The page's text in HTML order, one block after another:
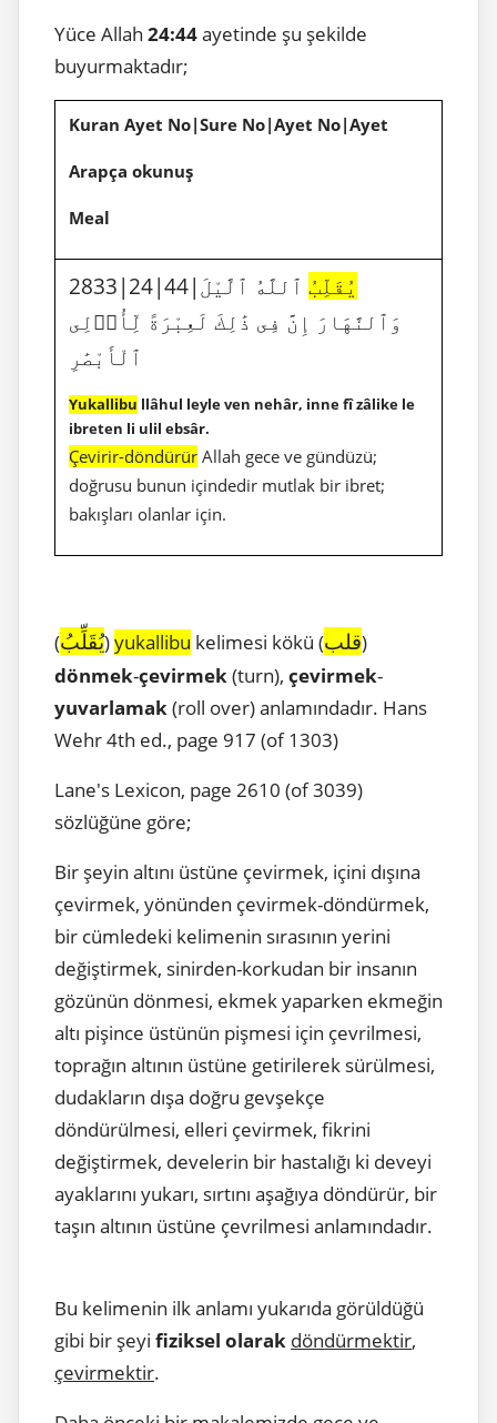
Yüce Allah 24:44ayetinde şu şekilde
buyurmaktadır;
Kuran Ayet No|Sure No|Ayet No|Ayet
Arapça okunuş
Meal
2833|24|44| يُقَلِّبُ ٱللَّهُ ٱلَّيْلَ
وَٱلنَّهَارَ إِنَّ فِى ذَٰلِكَ لَعِبْرَةً لِّأُو۟لِى
ٱلْأَبْصَٰرِ
Yukallibu llâhul leyle ven nehâr, inne fî zâlike le
ibreten li ulil ebsâr.
Çevirir-döndürür Allah gece ve gündüzü;
doğrusu bunun içindedir mutlak bir ibret;
bakışları olanlar için.
(يُقَلِّبُ)yukallibu kelimesi kökü (قلب)
dönmek-çevirmek(turn), çevirmek-
yuvarlamak(roll over) anlamındadır. Hans
Wehr 4th ed., page 917 (of 1303)
Lane's Lexicon, page 2610 (of 3039)
sözlüğüne göre;
Bir şeyin altını üstüne çevirmek, içini dışına
çevirmek, yönünden çevirmek-döndürmek,
bir cümledeki kelimenin sırasının yerini
değiştirmek, sinirden-korkudan bir insanın
gözünün dönmesi, ekmek yaparken ekmeğin
altı pişince üstünün pişmesi için çevrilmesi,
toprağın altının üstüne getirilerek sürülmesi,
dudakların dışa doğru gevşekçe
döndürülmesi, elleri çevirmek, fikrini
değiştirmek, develerin bir hastalığı ki deveyi
ayaklarını yukarı, sırtını aşağıya döndürür, bir
taşın altının üstüne çevrilmesi anlamındadır.
Bu kelimenin ilk anlamı yukarıda görüldüğü
gibi bir şeyi fiziksel olarak döndürmektir,
çevirmektir.